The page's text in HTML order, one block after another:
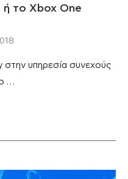
το Xbox One
υπηρεσία συνεχούς
…